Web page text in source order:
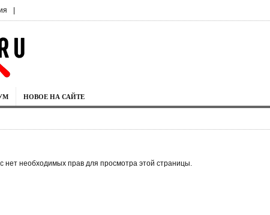
|
НОВОЕ НА САЙТЕ
нет необходимых прав для просмотра этой страницы.